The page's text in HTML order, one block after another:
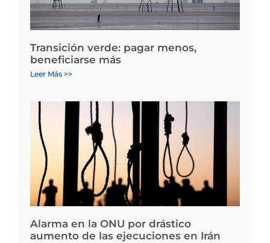
Transición verde: pagar menos,
beneficiarse más
Leer Más >>
Alarma en la ONU por drástico
aumento de las ejecuciones en Irán